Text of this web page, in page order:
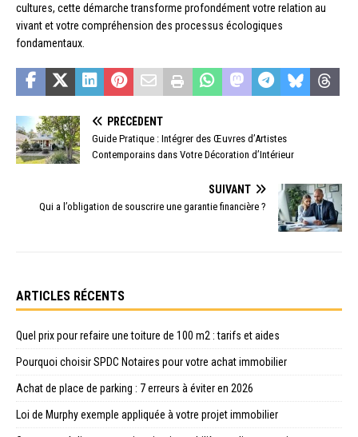
cultures, cette démarche transforme profondément votre relation au
vivant et votre compréhension des processus écologiques
fondamentaux.
PRÉCÉDENT
Guide Pratique : Intégrer des Œuvres d’Artistes
Contemporains dans Votre Décoration d’Intérieur
SUIVANT
Qui a l’obligation de souscrire une garantie financière ?
ARTICLES RÉCENTS
Quel prix pour refaire une toiture de 100 m2 : tarifs et aides
Pourquoi choisir SPDC Notaires pour votre achat immobilier
Achat de place de parking : 7 erreurs à éviter en 2026
Loi de Murphy exemple appliquée à votre projet immobilier